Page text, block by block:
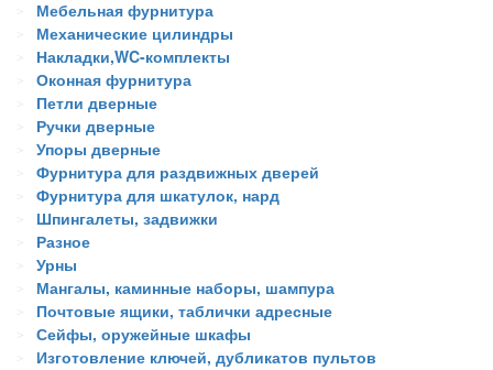
Мебельная фурнитура
Механические цилиндры
Накладки,WC-комплекты
Оконная фурнитура
Петли дверные
Ручки дверные
Упоры дверные
Фурнитура для раздвижных дверей
Фурнитура для шкатулок, нард
Шпингалеты, задвижки
Разное
Урны
Мангалы, каминные наборы, шампура
Почтовые ящики, таблички адресные
Сейфы, оружейные шкафы
Изготовление ключей, дубликатов пультов